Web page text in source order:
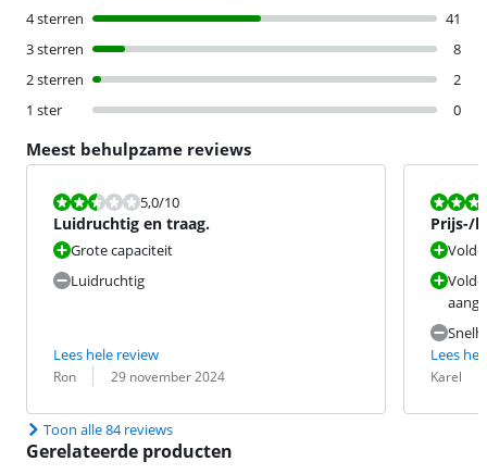
4 sterren
41
3 sterren
8
2 sterren
2
1 ster
0
Meest behulpzame reviews
Beoordeling is 5,0 van de 10.
5,0/10
Luidruchtig en traag.
Grote capaciteit
Luidruchtig
Lees hele review
Beoordeling door:
Ron
Datum: 29 november 2024
Prijs-/
Lees
Karel
Datum:
Toon alle 84 reviews
Gerelateerde producten